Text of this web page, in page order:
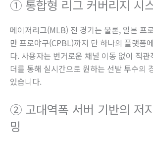
① 통합형 리그 커버리지 시
메이저리그(MLB) 전 경기는 물론, 일본 프
만 프로야구(CPBL)까지 단 하나의 플랫폼
다. 사용자는 번거로운 채널 이동 없이 직관
더를 통해 실시간으로 원하는 선발 투수의
있습니다.
② 고대역폭 서버 기반의 저
밍